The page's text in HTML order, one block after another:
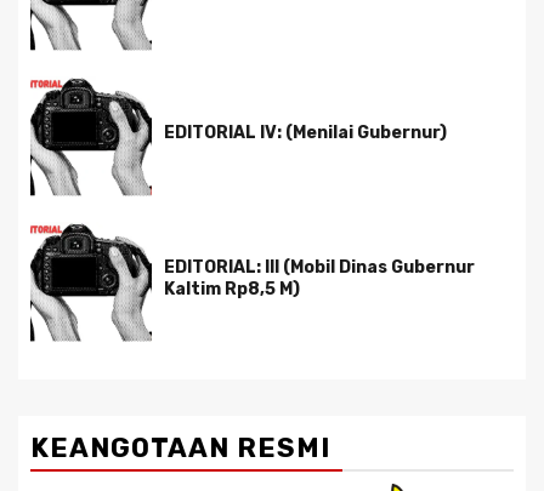
EDITORIAL IV: (Menilai Gubernur)
EDITORIAL: III (Mobil Dinas Gubernur
Kaltim Rp8,5 M)
KEANGOTAAN RESMI